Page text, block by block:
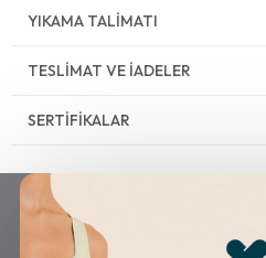
YIKAMA TALIMATI
TESLIMAT VE İADELER
SERTIFIKALAR